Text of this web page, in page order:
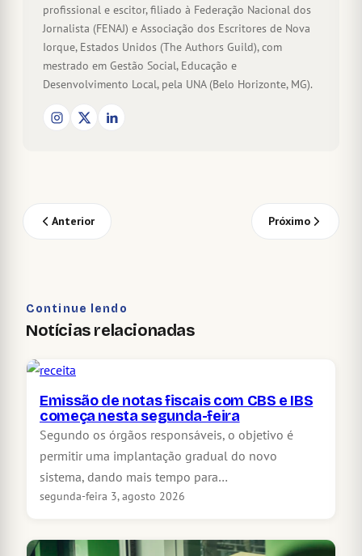
profissional e escitor, filiado à Federação Nacional dos
Jornalista (FENAJ) e Associação dos Escritores de Nova
Iorque, Estados Unidos (The Authors Guild), com
mestrado em Gestão Social, Educação e
Desenvolvimento Local, pela UNA (Belo Horizonte, MG).
Anterior Próximo
Continue lendo
Notícias relacionadas
Emissão de notas fiscais com CBS e IBS
começa nesta segunda-feira
Segundo os órgãos responsáveis, o objetivo é
permitir uma implantação gradual do novo
sistema, dando mais tempo para…
segunda-feira 3, agosto 2026